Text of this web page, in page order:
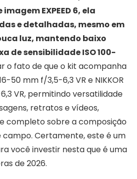
EXPEED 6, ela
e detalhadas, mesmo em
luz, mantendo baixo
de sensibilidade ISO 100-
o fato de que o kit acompanha
50 mm f/3,5-6,3 VR e NIKKOR
VR, permitindo versatilidade
retratos e vídeos,
completo sobre a composição
campo. Certamente, este é um
você investir nesta que é uma
de 2026.